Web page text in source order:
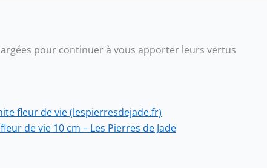
pour continuer à vous apporter leurs vertus
fleur de vie (lespierresdejade.fr)
de vie 10 cm – Les Pierres de Jade